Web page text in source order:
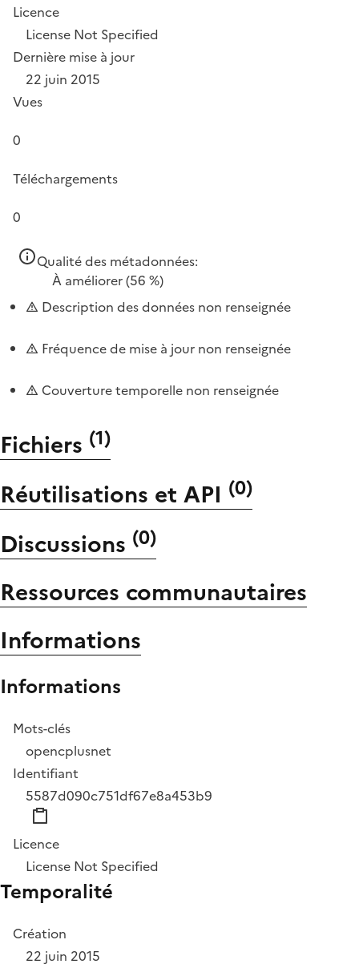
Licence
License Not Specified
Dernière mise à jour
22 juin 2015
Vues
0
Téléchargements
0
Qualité des métadonnées:
À améliorer(56 %)
Description des données non renseignée
Fréquence de mise à jour non renseignée
Couverture temporelle non renseignée
Fichiers (1)
Réutilisations et API (0)
Discussions (0)
Ressources communautaires
Informations
Informations
Mots-clés
opencplusnet
Identifiant
5587d090c751df67e8a453b9
Licence
License Not Specified
Temporalité
Création
22 juin 2015